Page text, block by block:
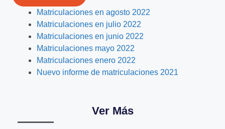
Matriculaciones en agosto 2022
Matriculaciones en julio 2022
Matriculaciones en junio 2022
Matriculaciones mayo 2022
Matriculaciones enero 2022
Nuevo informe de matriculaciones 2021
Ver Más